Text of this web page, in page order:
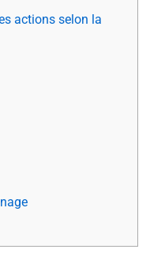
actions selon la